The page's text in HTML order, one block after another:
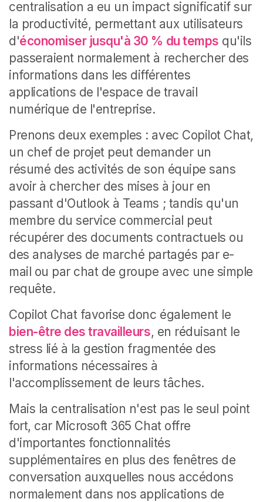
centralisation a eu un impact significatif sur
la productivité, permettant aux utilisateurs
d'économiser jusqu'à 30 % du temps qu'ils
passeraient normalement à rechercher des
informations dans les différentes
applications de l'espace de travail
numérique de l'entreprise.
Prenons deux exemples : avec Copilot Chat,
un chef de projet peut demander un
résumé des activités de son équipe sans
avoir à chercher des mises à jour en
passant d'Outlook à Teams ; tandis qu'un
membre du service commercial peut
récupérer des documents contractuels ou
des analyses de marché partagés par e-
mail ou par chat de groupe avec une simple
requête.
Copilot Chat favorise donc également le
bien-être des travailleurs, en réduisant le
stress lié à la gestion fragmentée des
informations nécessaires à
l'accomplissement de leurs tâches.
Mais la centralisation n'est pas le seul point
fort, car Microsoft 365 Chat offre
d'importantes fonctionnalités
supplémentaires en plus des fenêtres de
conversation auxquelles nous accédons
normalement dans nos applications de